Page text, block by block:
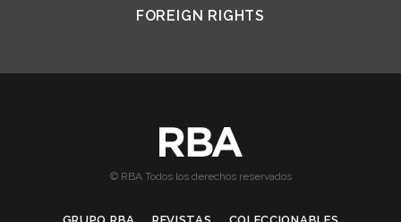
FOREIGN RIGHTS
© RBA Todos los derechos reservados